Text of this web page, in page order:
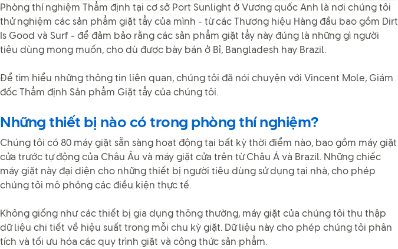
Phòng thí nghiệm Thẩm định tại cơ sở Port Sunlight ở Vương quốc Anh là nơi chúng tôi
thử nghiệm các sản phẩm giặt tẩy của mình - từ các Thương hiệu Hàng đầu bao gồm Dirt
Is Good và Surf - để đảm bảo rằng các sản phẩm giặt tẩy này đúng là những gì người
tiêu dùng mong muốn, cho dù được bày bán ở Bỉ, Bangladesh hay Brazil.
Để tìm hiểu những thông tin liên quan, chúng tôi đã nói chuyện với Vincent Mole, Giám
đốc Thẩm định Sản phẩm Giặt tẩy của chúng tôi.
Những thiết bị nào có trong phòng thí nghiệm?
Chúng tôi có 80 máy giặt sẵn sàng hoạt động tại bất kỳ thời điểm nào, bao gồm máy giặt
cửa trước tự động của Châu Âu và máy giặt cửa trên từ Châu Á và Brazil. Những chiếc
máy giặt này đại diện cho những thiết bị người tiêu dùng sử dụng tại nhà, cho phép
chúng tôi mô phỏng các điều kiện thực tế.
Không giống như các thiết bị gia dụng thông thường, máy giặt của chúng tôi thu thập
dữ liệu chi tiết về hiệu suất trong mỗi chu kỳ giặt. Dữ liệu này cho phép chúng tôi phân
tích và tối ưu hóa các quy trình giặt và công thức sản phẩm.